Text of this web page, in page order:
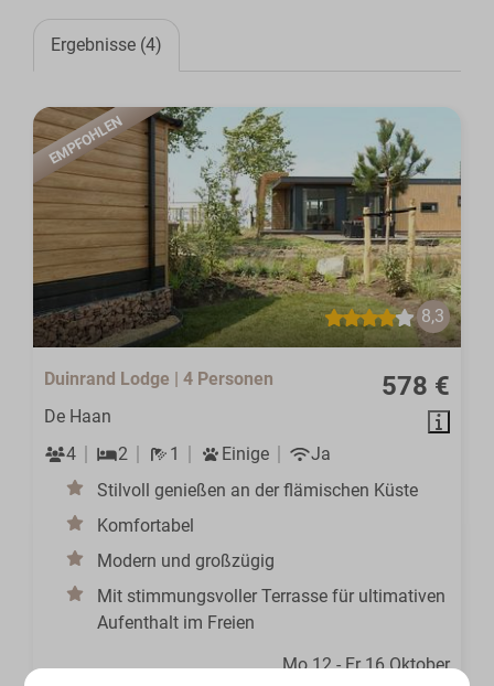
Ergebnisse (4)
EMPFOHLEN
8,3
578 €
Duinrand Lodge | 4 Personen
De Haan
4
2 1 Einige
Ja
Stilvoll genießen an der flämischen Küste
Komfortabel
Modern und großzügig
Mit stimmungsvoller Terrasse für ultimativen
Aufenthalt im Freien
Mo 12 - Fr 16 Oktober